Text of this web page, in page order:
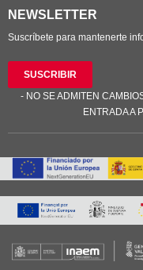
NEWSLETTER
Suscríbete para mantenerte
SUSCRIBIR
- NO SE ADMITEN
ENTRADA A